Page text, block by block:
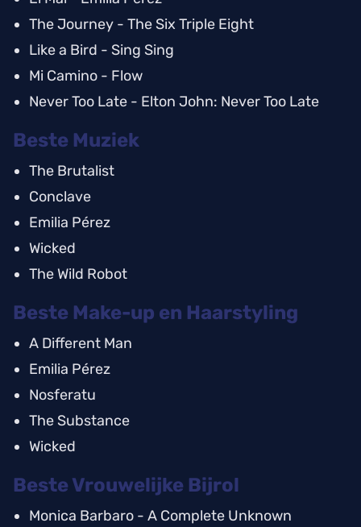
The Journey - The Six Triple Eight
Like a Bird - Sing Sing
Mi Camino - Flow
Never Too Late - Elton John: Never Too Late
Beste Muziek
The Brutalist
Conclave
Emilia Pérez
Wicked
The Wild Robot
Beste Make-up en Haarstyling
A Different Man
Emilia Pérez
Nosferatu
The Substance
Wicked
Beste Vrouwelijke Bijrol
Monica Barbaro - A Complete Unknown